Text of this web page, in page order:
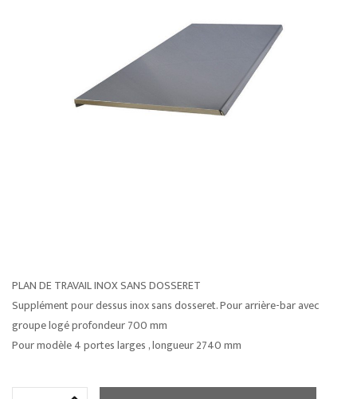
PLAN DE TRAVAIL INOX SANS DOSSERET
Supplément pour dessus inox sans dosseret. Pour arrière-bar avec
groupe logé profondeur 700 mm
Pour modèle 4 portes larges , longueur 2740 mm